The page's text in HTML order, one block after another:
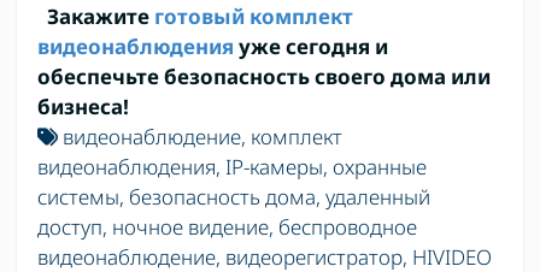
Закажите готовый комплект
видеонаблюдения уже сегодня и
обеспечьте безопасность своего дома или
бизнеса!
видеонаблюдение, комплект
видеонаблюдения, IP-камеры, охранные
системы, безопасность дома, удаленный
доступ, ночное видение, беспроводное
видеонаблюдение, видеорегистратор, HIVIDEO